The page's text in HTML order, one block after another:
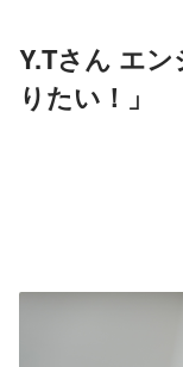
Y.Tさん エ
りたい！」